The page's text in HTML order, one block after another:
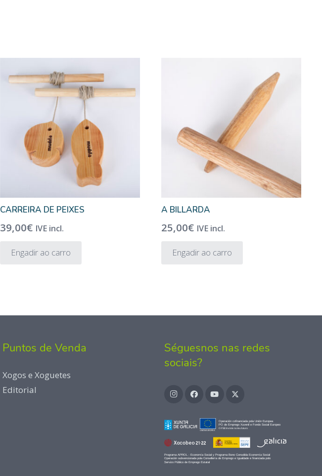
CARREIRA DE PEIXES
39,00€ IVE incl.
Engadir ao carro
A BILLARDA
25,00€ IVE incl.
Engadir ao carro
Puntos de Venda
Xogos e Xoguetes
Editorial
Séguesnos nas redes
sociais?